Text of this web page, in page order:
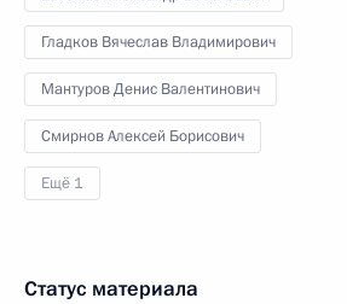
Гладков Вячеслав Владимирович
Мантуров Денис Валентинович
Смирнов Алексей Борисович
Ещё 1
Статус материала